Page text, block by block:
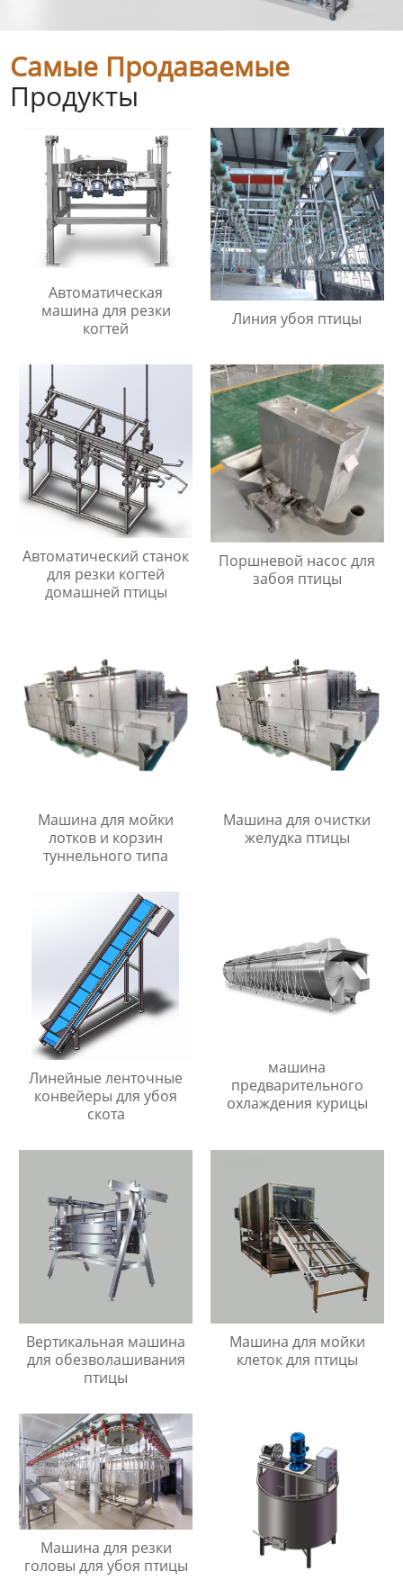
Самые Продаваемые
Продукты
Автоматическая
машина для резки
когтей
Линия убоя птицы
Автоматический станок
для резки когтей
домашней птицы
Поршневой насос для
забоя птицы
Машина для мойки
лотков и корзин
туннельного типа
Машина для очистки
желудка птицы
Линейные ленточные
конвейеры для убоя
скота
машина
предварительного
охлаждения курицы
Вертикальная машина
для обезволашивания
птицы
Машина для мойки
клеток для птицы
Машина для резки
головы для убоя птицы